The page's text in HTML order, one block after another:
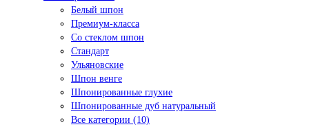
Белый шпон
Премиум-класса
Со стеклом шпон
Стандарт
Ульяновские
Шпон венге
Шпонированные глухие
Шпонированные дуб натуральный
Все категории (10)